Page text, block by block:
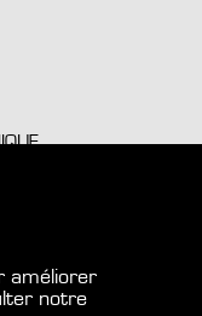
améliorer
notre